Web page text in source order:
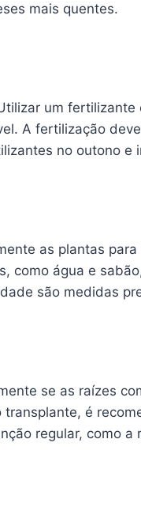
mais quentes.
um fertilizante
A fertilização
no outono e
as plantas
como água e
são medidas
se as raízes
é
regular, como a